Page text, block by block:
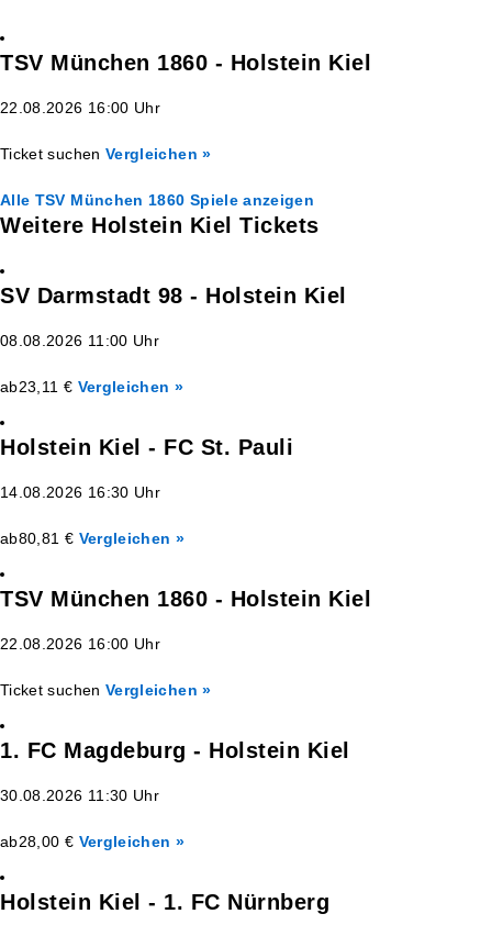
TSV München 1860 - Holstein Kiel
22.08.2026 16:00 Uhr
Ticket suchen Vergleichen »
Alle TSV München 1860 Spiele anzeigen
Weitere Holstein Kiel Tickets
SV Darmstadt 98 - Holstein Kiel
08.08.2026 11:00 Uhr
ab23,11 € Vergleichen »
Holstein Kiel - FC St. Pauli
14.08.2026 16:30 Uhr
ab80,81 € Vergleichen »
TSV München 1860 - Holstein Kiel
22.08.2026 16:00 Uhr
Ticket suchen Vergleichen »
1. FC Magdeburg - Holstein Kiel
30.08.2026 11:30 Uhr
ab28,00 € Vergleichen »
Holstein Kiel - 1. FC Nürnberg